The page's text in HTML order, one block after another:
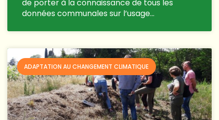
de porter à la connaissance de tous les
données communales sur l’usage…
ADAPTATION AU CHANGEMENT CLIMATIQUE